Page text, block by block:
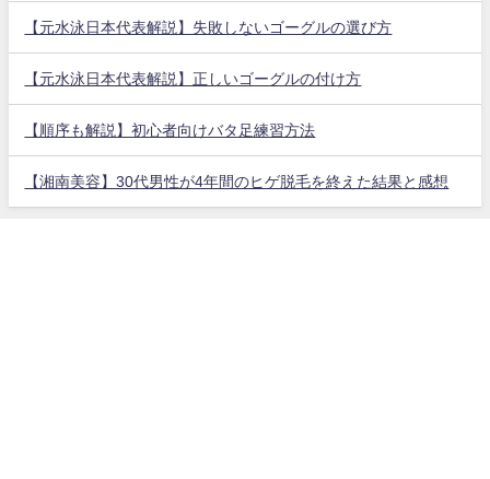
【元水泳日本代表解説】失敗しないゴーグルの選び方
【元水泳日本代表解説】正しいゴーグルの付け方
【順序も解説】初心者向けバタ足練習方法
【湘南美容】30代男性が4年間のヒゲ脱毛を終えた結果と感想